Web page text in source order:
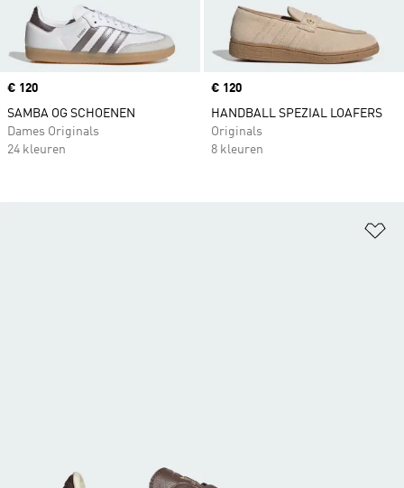
Price
€ 120
SAMBA OG SCHOENEN
Dames Originals
24 kleuren
Price
€ 120
HANDBALL SPEZIAL LOAFERS
Originals
8 kleuren